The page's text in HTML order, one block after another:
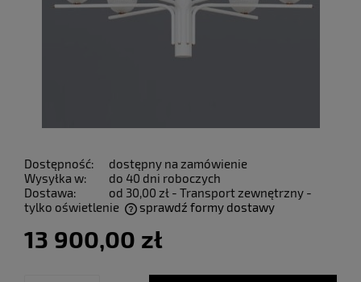
Dostępność:
dostępny na zamówienie
Wysyłka w:
do 40 dni roboczych
Dostawa:
od 30,00 zł - Transport zewnętrzny -
tylko oświetlenie
sprawdź formy dostawy
13 900,00 zł